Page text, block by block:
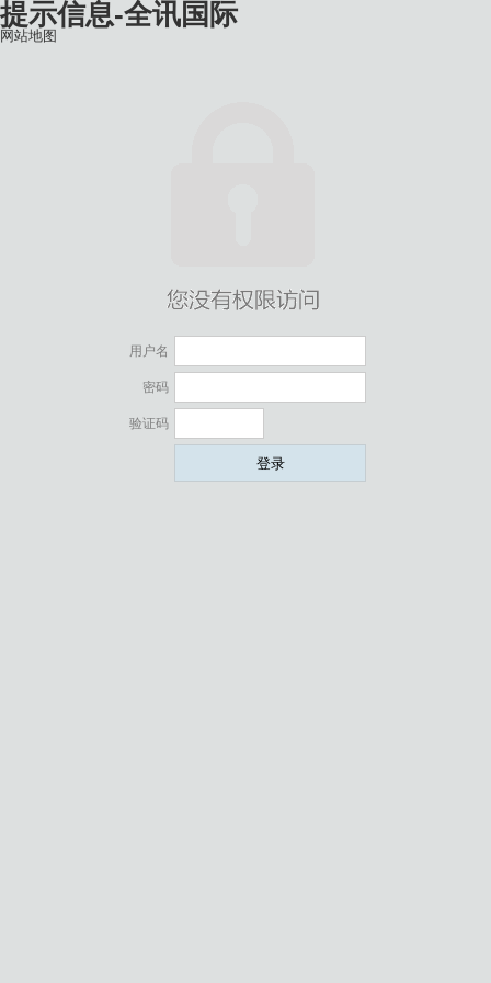
提示信息-全讯国际
用户名
密码
验证码
网站地图